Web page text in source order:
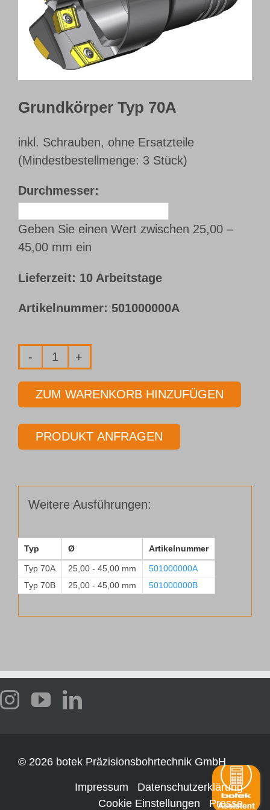
Webshop
Kundenportal
Grundkörper Typ 70A
inkl. Schrauben, ohne Ersatzteile
(Mindestbestellmenge: 3 Stück)
Durchmesser:
Geben Sie einen Wert zwischen 25,00 –
45,00 mm ein
Lieferzeit: 10 Arbeitstage
Artikelnummer: 501000000A
Grundkörper
Typ
70A
25,00
Menge
ZUM WARENKORB HINZUFÜGEN
PRODUKT ANFRAGEN
Weitere Ausführungen:
Typ Ø Artikelnummer
Typ 70A 25,00 - 45,00 mm
501000000A
Typ 70B
25,00 - 45,00 mm 501000000B
© 2026 botek Präzisionsbohrtechnik GmbH
Impressum
Datenschutzerklärung
Cookie Einstellungen
Presse